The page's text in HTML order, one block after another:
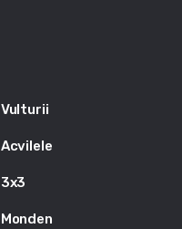
Vulturii
Acvilele
3x3
Monden